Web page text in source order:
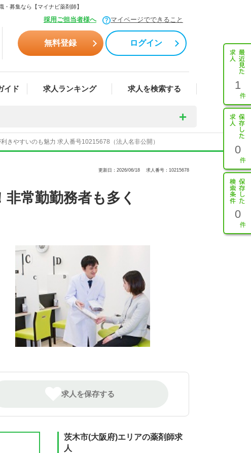
募集なら【マイナビ薬剤師】
採用ご担当者様へ マイページでできること
無料登録 ログイン
イド 求人ランキング 求人を検索する 1
0
0
きやすいのも魅力 求人番号10215678（法人名非公開）
更新日：2026/06/18 求人番号：10215678
常勤勤務者も多く
求人を保存する
茨木市(大阪府)エリアの薬剤師求
人